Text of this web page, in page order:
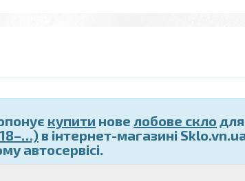
купити нове лобове скло
в інтернет-магазині
автосервісі.